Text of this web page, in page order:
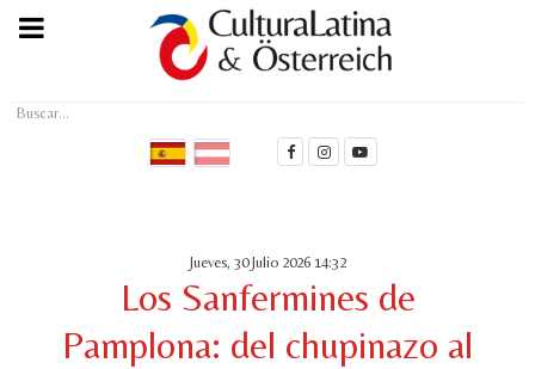
Buscar...
Jueves, 30 Julio 2026 14:32
Los Sanfermines de
Pamplona: del chupinazo al